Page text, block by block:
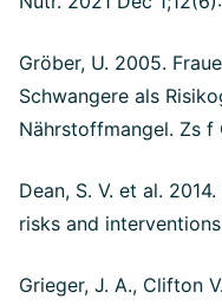
Gröber, U. 2005.
Schwangere als
Nährstoffmangel. Zs f
Dean, S. V. et al.
risks and
Grieger, J. A., Clifton